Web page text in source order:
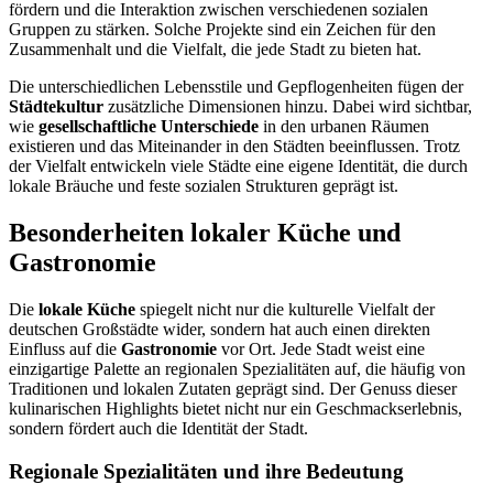
fördern und die Interaktion zwischen verschiedenen sozialen
Gruppen zu stärken. Solche Projekte sind ein Zeichen für den
Zusammenhalt und die Vielfalt, die jede Stadt zu bieten hat.
Die unterschiedlichen Lebensstile und Gepflogenheiten fügen der
Städtekultur zusätzliche Dimensionen hinzu. Dabei wird sichtbar,
wie gesellschaftliche Unterschiede in den urbanen Räumen
existieren und das Miteinander in den Städten beeinflussen. Trotz
der Vielfalt entwickeln viele Städte eine eigene Identität, die durch
lokale Bräuche und feste sozialen Strukturen geprägt ist.
Besonderheiten lokaler Küche und
Gastronomie
Die lokale Küche spiegelt nicht nur die kulturelle Vielfalt der
deutschen Großstädte wider, sondern hat auch einen direkten
Einfluss auf die Gastronomie vor Ort. Jede Stadt weist eine
einzigartige Palette an regionalen Spezialitäten auf, die häufig von
Traditionen und lokalen Zutaten geprägt sind. Der Genuss dieser
kulinarischen Highlights bietet nicht nur ein Geschmackserlebnis,
sondern fördert auch die Identität der Stadt.
Regionale Spezialitäten und ihre Bedeutung